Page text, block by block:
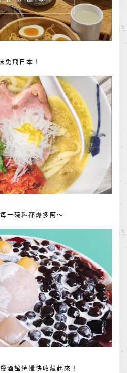
免飛日本！
一碗料都爆多阿～
酒館特輯快收藏起來！